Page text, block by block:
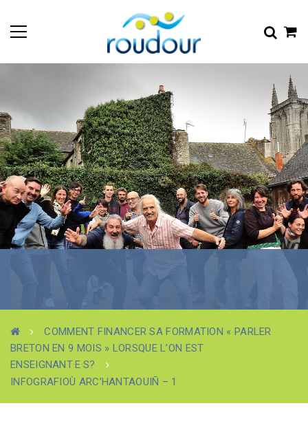
COMMENT FINANCER SA FORMATION « PARLER
BRETON EN 9 MOIS » LORSQUE L’ON EST
ENSEIGNANT·E·S?
INFOGRAFIOÙ ARC’HANTAOUIÑ – 1